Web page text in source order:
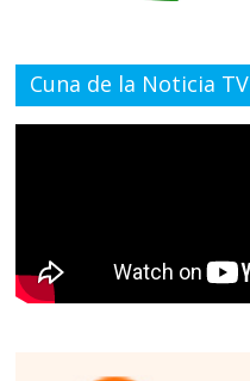
Cuna de la Noticia TV